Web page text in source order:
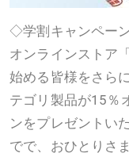
◇学割キャンペー
オンラインストア
始める皆様をさら
テゴリ製品が15％
ンをプレゼントい
でで、おひとりさ